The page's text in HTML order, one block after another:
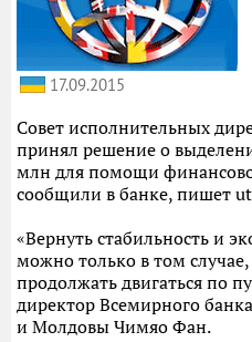
17.09.2015
Совет исполнительных
принял решение о
млн для помощи
сообщили в банке, пишет
«Вернуть стабильность и
можно только в том случае,
продолжать двигаться по
директор Всемирного
и Молдовы Чимяо Фан.